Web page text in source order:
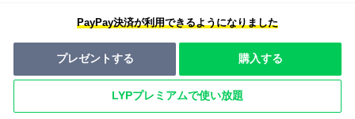
PayPay決済が利用できるようになりました
プレゼントする 購入する
LYPプレミアムで使い放題